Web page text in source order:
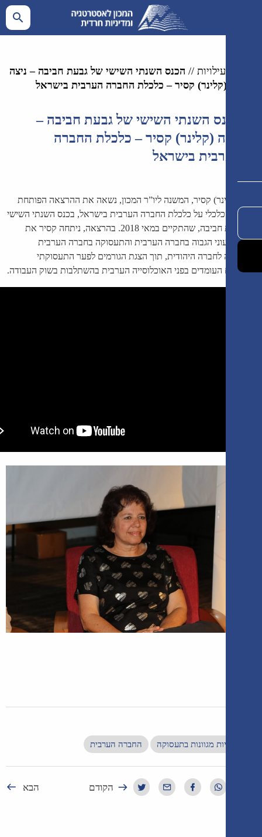
//הכנס השנתי השישי של גבעת חביבה – ניצה
קסיר – כלכלת החברה הערבית בישראל
השנתי השישי של גבעת חביבה –
(קלינר) קסיר – כלכלת החברה
בישראל
קסיר, המשנה ליו”ר המכון, נשאה את ההרצאה הפותחת
על כלכלת החברה הערבית בישראל, בכנס השנתי השישי
של גבעת חביבה, שהתקיים במאי 2018. בהרצאה, ניתחה קסיר את
הגבוה בחברה הערבית והתעסוקה בחברה הערבית
לחברה היהודית, תוך הצגת הגורמים לפער התעסוקתי
העומדים בפני האוכלוסייה הערבית בהשתלבות בשוק העבודה.
מגוונות בתעסוקה החברה הערבית
הקודם